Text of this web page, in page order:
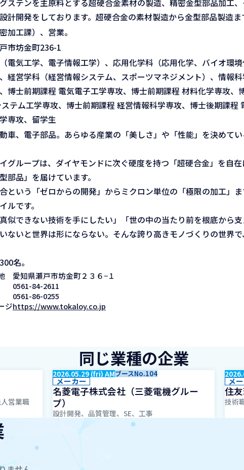
ステンを主原料とする超硬合金素材の製造、精密金型部品加工
計開発をしております。超硬合金の素材製造から金型部品製造ま
加工課）、営業。
市坊金町236-1
電気工学、電子情報工学）、応用化学科（応用化学、バイオ環
経営学科（経営情報システム、スポーツマネジメント）、情報
博士前期課程 電気電子工学専攻、博士前期課程 材料化学専攻、
テム工学専攻、博士前期課程 経営情報科学専攻、博士後期課程
専攻、留学生
車、電子部品。あらゆる産業の「美しさ」や「性能」を決めて
グループは、ダイヤモンドに次ぐ硬度を持つ「超硬合金」を自
部品」を届けています。
という「ゼロからの開発」からミクロン単位の「極限の加工」
ルです。
真似できない技術を手にしたい」「世の中の当たり前を根底から
ないと世界は形にならない。そんな誇り高きモノづくりの世界
名。
愛知県瀬戸市坊金町２３６−１
0561-84-2611
0561-86-0255
ジhttps://www.tokaloy.co.jp
同じ業種の企業
営業職
2026.05.29 (fri) AMブースNo.104
メーカー
名菱電子株式会社（三菱電機グルー
プ）
設計開発、品質管理、SE、工事
メ
住
技術